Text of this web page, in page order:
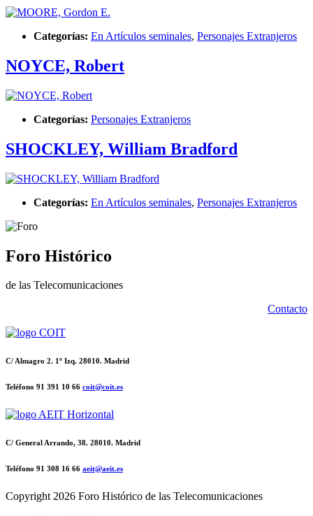
Categorías: En Artículos seminales, Personajes Extranjeros
NOYCE, Robert
Categorías: Personajes Extranjeros
SHOCKLEY, William Bradford
Categorías: En Artículos seminales, Personajes Extranjeros
Foro Histórico
de las Telecomunicaciones
Contacto
C/ Almagro 2. 1º Izq. 28010. Madrid
Teléfono 91 391 10 66 coit@coit.es
C/ General Arrando, 38. 28010. Madrid
Teléfono 91 308 16 66 aeit@aeit.es
Copyright 2026 Foro Histórico de las Telecomunicaciones